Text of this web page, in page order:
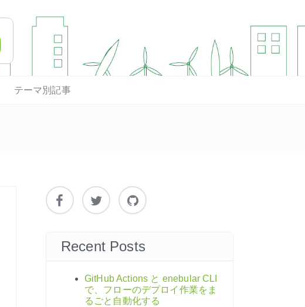
テーマ別記事
Recent Posts
GitHub Actions と enebular CLI
で、フローのデプロイ作業をま
るごと自動化する